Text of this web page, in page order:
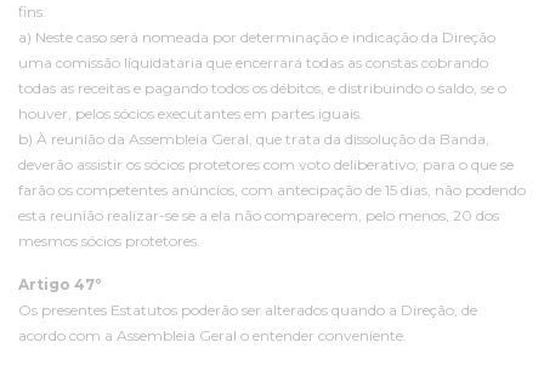
fins.
a) Neste caso será nomeada por determinação e indicação da Direção
uma comissão liquidatária que encerrará todas as constas cobrando
todas as receitas e pagando todos os débitos, e distribuindo o saldo, se o
houver, pelos sócios executantes em partes iguais.
b) À reunião da Assembleia Geral, que trata da dissolução da Banda,
deverão assistir os sócios protetores com voto deliberativo, para o que se
farão os competentes anúncios, com antecipação de 15 dias, não podendo
esta reunião realizar-se se a ela não comparecem, pelo menos, 20 dos
mesmos sócios protetores.
Artigo 47º
Os presentes Estatutos poderão ser alterados quando a Direção, de
acordo com a Assembleia Geral o entender conveniente.